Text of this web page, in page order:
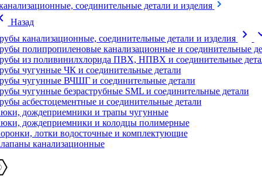
соединительные детали и изделия
Назад
канализационные, соединительные детали и изделия
chevron_right
полипропиленовые канализационные и соединительные
из поливинилхлорида ПВХ, НПВХ и соединительные
чугунные ЧК и соединительные детали
чугунные ВЧШГ и соединительные детали
чугунные безраструбные SML и соединительные детали
асбестоцементные и соединительные детали
дождеприемники и трапы чугунные
дождеприемники и колодцы полимерные
лотки водосточные и комплектующие
канализационные